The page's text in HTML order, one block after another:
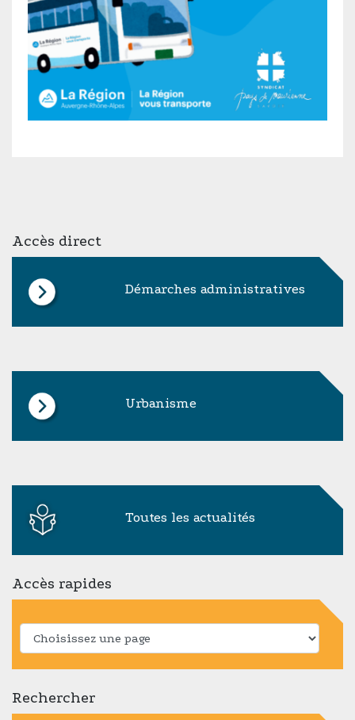
Accès direct
Démarches administratives
Urbanisme
Toutes les actualités
Accès rapides
Rechercher